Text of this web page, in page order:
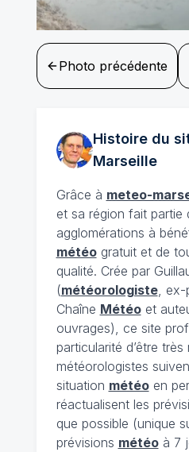
Photo précédente
Histoire du
Marseille
Grâce à meteo-
et sa région fait partie
agglomérations à
météogratuit et de
qualité. Crée par
(météorologiste, ex-
Chaîne Météoet
ouvrages), ce site
particularité d’être
météorologistes
situation météoen
réactualisent les
que possible (unique
prévisions météoà 7